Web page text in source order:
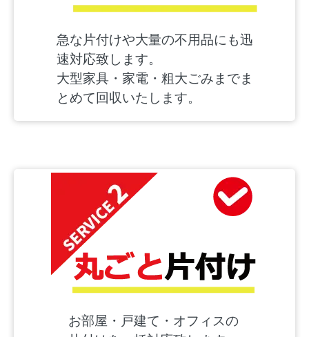
急な片付けや大量の不用品にも迅
速対応致します。
大型家具・家電・粗大ごみまでま
とめて回収いたします。
お部屋・戸建て・オフィスの